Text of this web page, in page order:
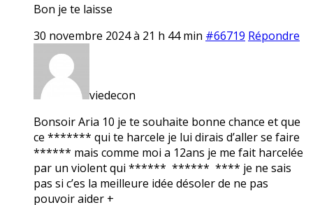
Bon je te laisse
30 novembre 2024 à 21 h 44 min #66719 Répondre
viedecon
Bonsoir Aria 10 je te souhaite bonne chance et que
ce ******* qui te harcele je lui dirais d’aller se faire
****** mais comme moi a 12ans je me fait harcelée
par un violent qui ****** ****** **** je ne sais
pas si c’es la meilleure idée désoler de ne pas
pouvoir aider +